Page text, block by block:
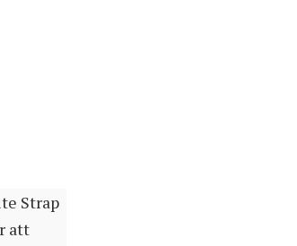
Strap
att